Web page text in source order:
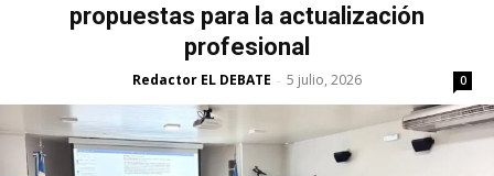
propuestas para la actualización
profesional
Redactor EL DEBATE - 5 julio, 2026 0